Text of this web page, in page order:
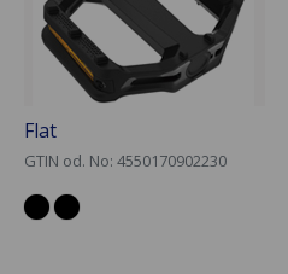
Flat
GTIN od. No: 4550170902230